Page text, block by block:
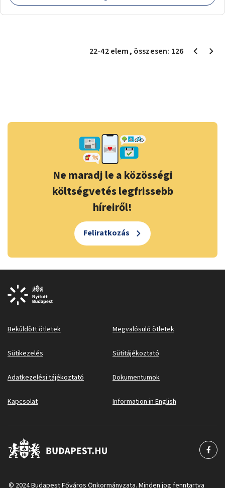
22-42elem, összesen: 126
Ne maradj le a közösségi
költségvetés legfrissebb
híreiről!
Feliratkozás
Beküldött ötletek Megvalósuló ötletek
Sütikezelés Sütitájékoztató
Adatkezelési tájékoztató Dokumentumok
Kapcsolat Information in English
© 2024 Budapest Főváros Önkormányzata. Minden jog fenntartva